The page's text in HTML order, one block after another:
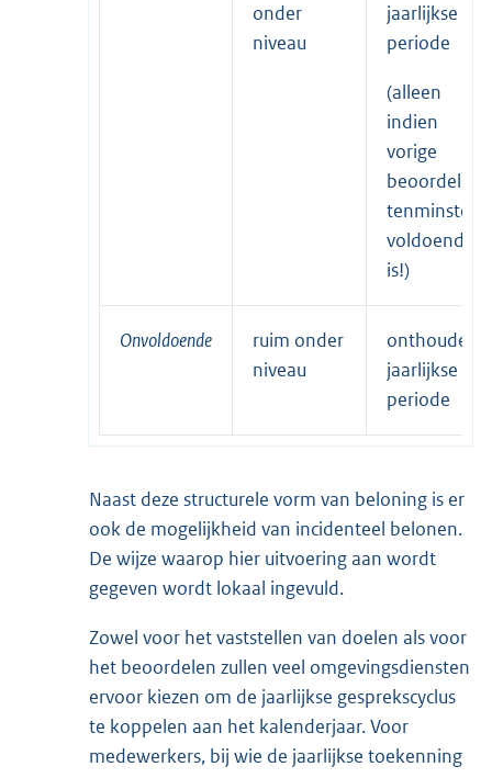
onder
niveau
jaarlijkse
periode
(alleen
indien
vorige
beoordeling
tenminste
voldoende
is!)
Onvoldoende
ruim onder
niveau
onthouden
jaarlijkse
periode
Naast deze structurele vorm van beloning is er
ook de mogelijkheid van incidenteel belonen.
De wijze waarop hier uitvoering aan wordt
gegeven wordt lokaal ingevuld.
Zowel voor het vaststellen van doelen als voor
het beoordelen zullen veel omgevingsdiensten
ervoor kiezen om de jaarlijkse gesprekscyclus
te koppelen aan het kalenderjaar. Voor
medewerkers, bij wie de jaarlijkse toekenning